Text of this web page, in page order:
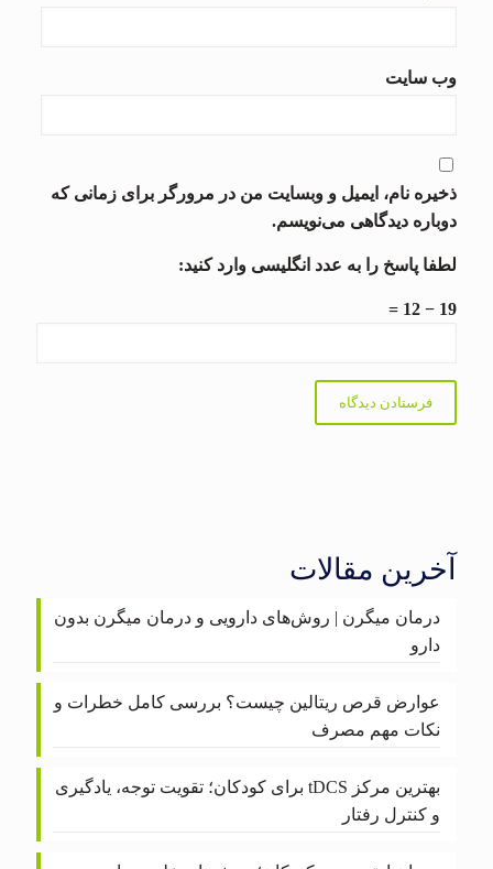
وب‌ سایت
ذخیره نام، ایمیل و وبسایت من در مرورگر برای زمانی که
دوباره دیدگاهی می‌نویسم.
لطفا پاسخ را به عدد انگلیسی وارد کنید:
19 − 12 =
آخرین مقالات
درمان میگرن | روش‌های دارویی و درمان میگرن بدون
دارو
عوارض قرص ریتالین چیست؟ بررسی کامل خطرات و
نکات مهم مصرف
بهترین مرکز tDCS برای کودکان؛ تقویت توجه، یادگیری
و کنترل رفتار